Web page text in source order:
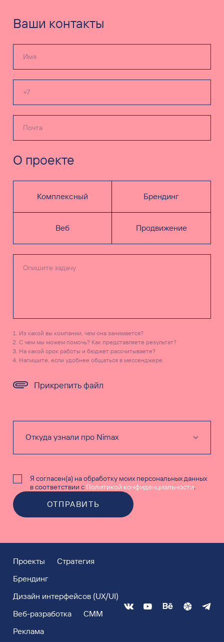
Ваши контакты
О проекте
Комплексный Брендинг
Веб Продвижение
Прикрепить файл
Из какой вы компании, чем она занимается?
С чем мы можем помочь? Как представляете результат?
На какой срок работы и бюджет рассчитываете?
Напишите, если удобнее общаться в мессенджере.
Я согласен(а) на обработку моих персональных данных
в соответствии с Политикой конфиденциальности.
ОТПРАВИТЬ
Проекты
Стратегия
Брендинг
Дизайн интерфейсов (UX/UI)
Веб-разработка
СММ
Реклама